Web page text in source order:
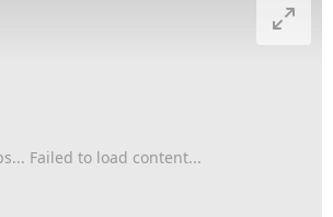
Failed to load content...